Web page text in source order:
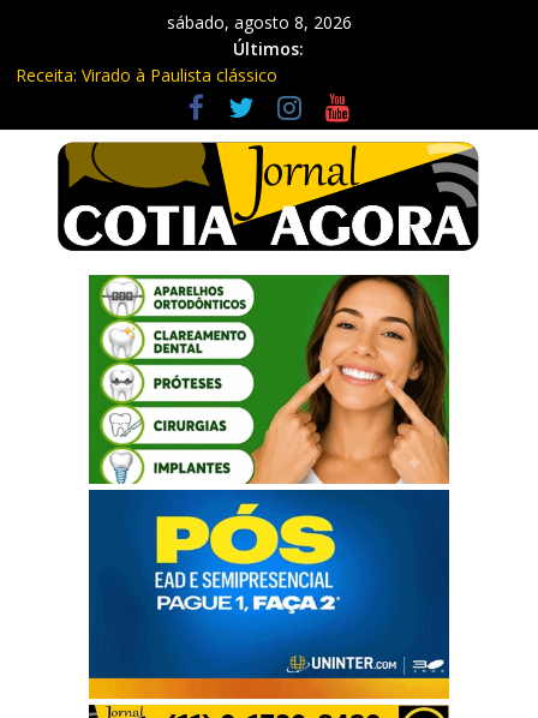
sábado, agosto 8, 2026
Últimos:
Receita: Virado à Paulista clássico
Ladrão de farmácia e procurado por maus-tratos são presos em
Vargem Grande Paulista
Cine Sustentável traz cinema ao ar livre e educação ambiental
para Vargem Grande
WhatsApp vai parar de funcionar em vários celulares em
setembro
São Roque